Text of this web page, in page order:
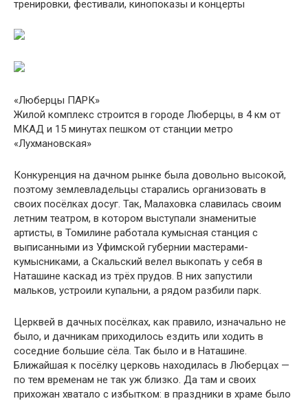
тренировки, фестивали, кинопоказы и концерты
«Люберцы ПАРК»
Жилой комплекс строится в городе Люберцы, в 4 км от
МКАД и 15 минутах пешком от станции метро
«Лухмановская»
Конкуренция на дачном рынке была довольно высокой,
поэтому землевладельцы старались организовать в
своих посёлках досуг. Так, Малаховка славилась своим
летним театром, в котором выступали знаменитые
артисты, в Томилине работала кумысная станция с
выписанными из Уфимской губернии мастерами-
кумысниками, а Скальский велел выкопать у себя в
Наташине каскад из трёх прудов. В них запустили
мальков, устроили купальни, а рядом разбили парк.
Церквей в дачных посёлках, как правило, изначально не
было, и дачникам приходилось ездить или ходить в
соседние большие сёла. Так было и в Наташине.
Ближайшая к посёлку церковь находилась в Люберцах —
по тем временам не так уж близко. Да там и своих
прихожан хватало с избытком: в праздники в храме было